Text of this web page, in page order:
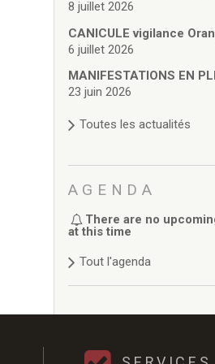
8 juillet 2026
CANICULE vigilance
6 juillet 2026
MANIFESTATIONS EN
23 juin 2026
Toutes les actualités
AGENDA
There are no
at this time
Tout l'agenda